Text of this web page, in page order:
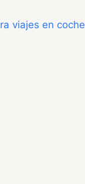
viajes en coche